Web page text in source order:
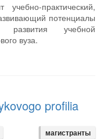
практический,
потенциалы
развития учебной
вуза.
profilia
магистранты